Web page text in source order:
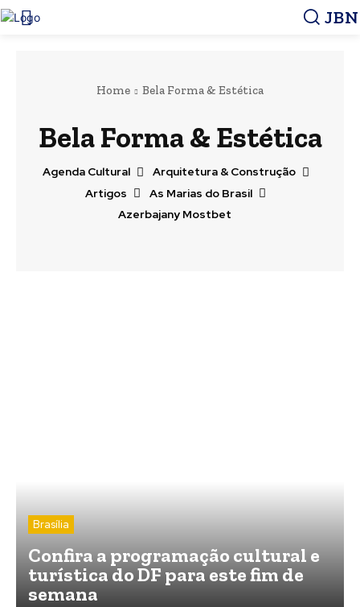
JBN
Home Bela Forma & Estética
Bela Forma & Estética
Agenda Cultural
Arquitetura & Construção
Artigos
As Marias do Brasil
Azerbajany Mostbet
Brasília
Confira a programação cultural e
turística do DF para este fim de
semana